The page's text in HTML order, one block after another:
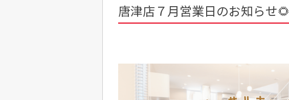
唐津店７月営業日のお知らせ🌻